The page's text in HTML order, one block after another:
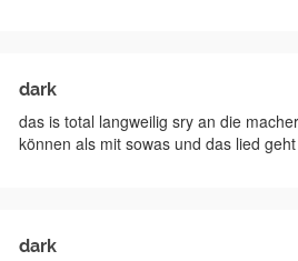
dark
das is total langweilig sry an die
können als mit sowas und das lied
dark